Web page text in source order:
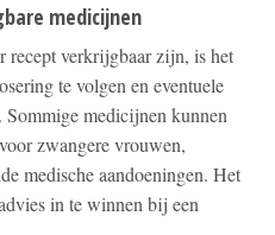
medicijnen
recept verkrijgbaar zijn, is het
te volgen en eventuele
medicijnen kunnen
zwangere vrouwen,
medische aandoeningen. Het
in te winnen bij een